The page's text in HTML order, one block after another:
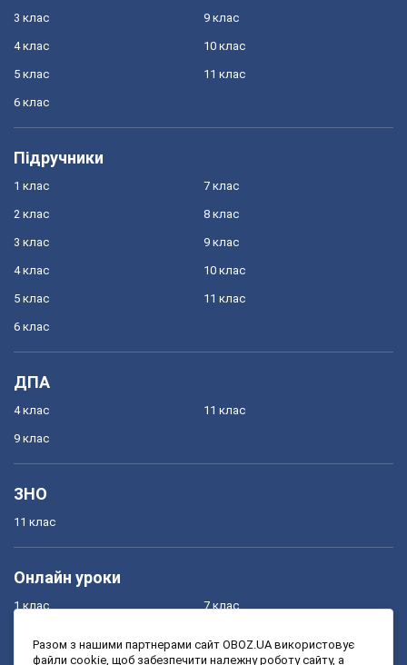
3 клас
4 клас
5 клас
6 клас
9 клас
10 клас
11 клас
Підручники
1 клас
2 клас
3 клас
4 клас
5 клас
6 клас
7 клас
8 клас
9 клас
10 клас
11 клас
ДПА
4 клас
9 клас
11 клас
ЗНО
11 клас
Онлайн уроки
1 клас
3 клас
7 клас
9 клас
Разом з нашими партнерами сайт OBOZ.UA використовує
файли cookie, щоб забезпечити належну роботу сайту, а